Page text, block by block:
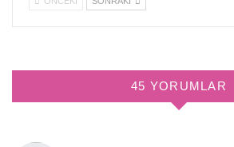
45 YORUMLAR